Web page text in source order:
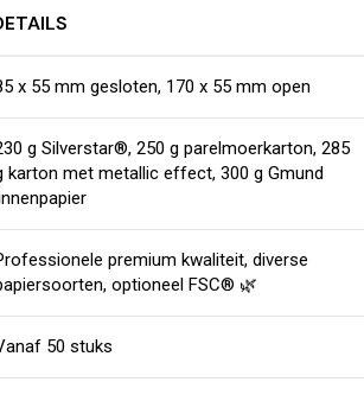
x 55 mm gesloten, 170 x 55 mm open
g Silverstar®, 250 g parelmoerkarton, 285
karton met metallic effect, 300 g Gmund
premium kwaliteit, diverse
optioneel FSC® 🌿
50 stuks